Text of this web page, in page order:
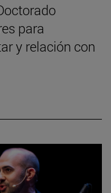
para
y relación con